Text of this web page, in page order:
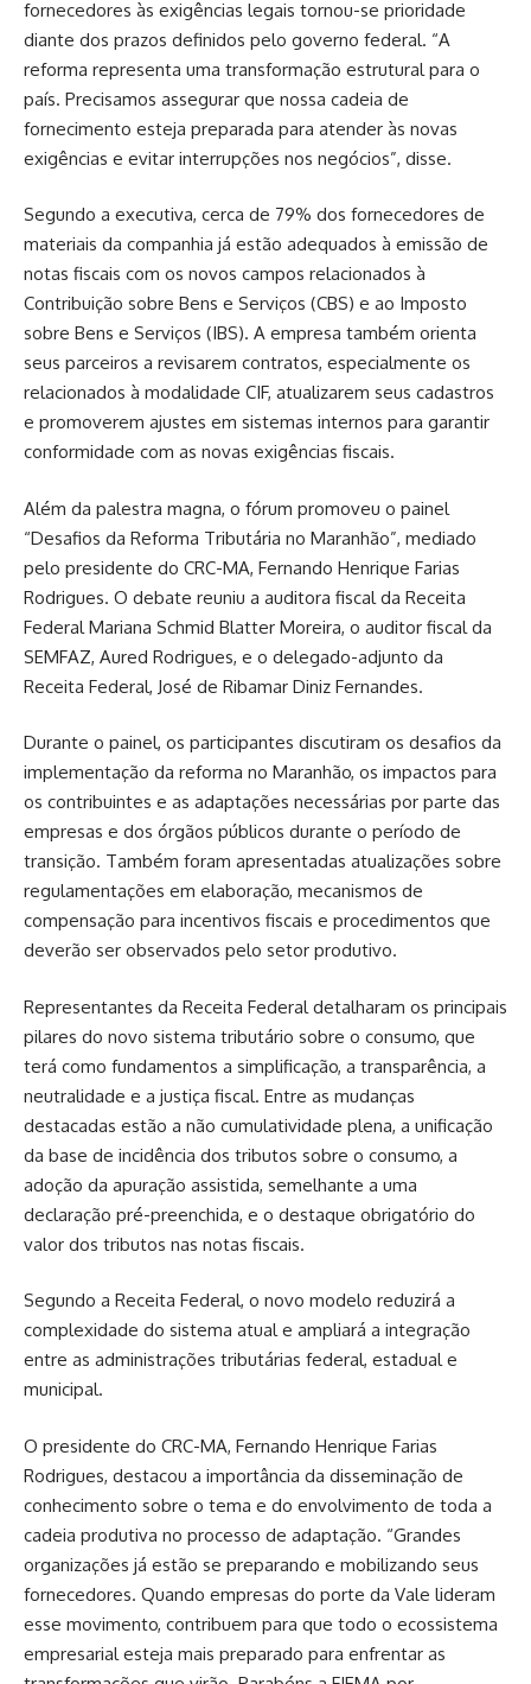
fornecedores às exigências legais tornou-se prioridade
diante dos prazos definidos pelo governo federal. “A
reforma representa uma transformação estrutural para o
país. Precisamos assegurar que nossa cadeia de
fornecimento esteja preparada para atender às novas
exigências e evitar interrupções nos negócios”, disse.
Segundo a executiva, cerca de 79% dos fornecedores de
materiais da companhia já estão adequados à emissão de
notas fiscais com os novos campos relacionados à
Contribuição sobre Bens e Serviços (CBS) e ao Imposto
sobre Bens e Serviços (IBS). A empresa também orienta
seus parceiros a revisarem contratos, especialmente os
relacionados à modalidade CIF, atualizarem seus cadastros
e promoverem ajustes em sistemas internos para garantir
conformidade com as novas exigências fiscais.
Além da palestra magna, o fórum promoveu o painel
“Desafios da Reforma Tributária no Maranhão”, mediado
pelo presidente do CRC-MA, Fernando Henrique Farias
Rodrigues. O debate reuniu a auditora fiscal da Receita
Federal Mariana Schmid Blatter Moreira, o auditor fiscal da
SEMFAZ, Aured Rodrigues, e o delegado-adjunto da
Receita Federal, José de Ribamar Diniz Fernandes.
Durante o painel, os participantes discutiram os desafios da
implementação da reforma no Maranhão, os impactos para
os contribuintes e as adaptações necessárias por parte das
empresas e dos órgãos públicos durante o período de
transição. Também foram apresentadas atualizações sobre
regulamentações em elaboração, mecanismos de
compensação para incentivos fiscais e procedimentos que
deverão ser observados pelo setor produtivo.
Representantes da Receita Federal detalharam os principais
pilares do novo sistema tributário sobre o consumo, que
terá como fundamentos a simplificação, a transparência, a
neutralidade e a justiça fiscal. Entre as mudanças
destacadas estão a não cumulatividade plena, a unificação
da base de incidência dos tributos sobre o consumo, a
adoção da apuração assistida, semelhante a uma
declaração pré-preenchida, e o destaque obrigatório do
valor dos tributos nas notas fiscais.
Segundo a Receita Federal, o novo modelo reduzirá a
complexidade do sistema atual e ampliará a integração
entre as administrações tributárias federal, estadual e
municipal.
O presidente do CRC-MA, Fernando Henrique Farias
Rodrigues, destacou a importância da disseminação de
conhecimento sobre o tema e do envolvimento de toda a
cadeia produtiva no processo de adaptação. “Grandes
organizações já estão se preparando e mobilizando seus
fornecedores. Quando empresas do porte da Vale lideram
esse movimento, contribuem para que todo o ecossistema
empresarial esteja mais preparado para enfrentar as